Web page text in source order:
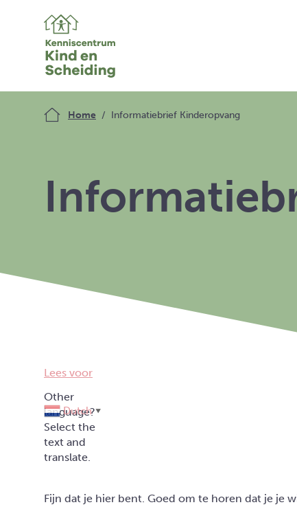
Home Informatiebrief Kinderopvang
Lees voor
Dutch ▼
Fijn dat je hier bent. Goed om te horen dat je je